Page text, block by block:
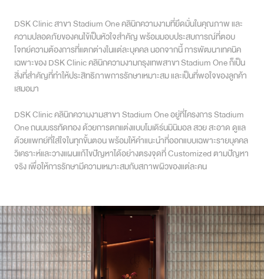
รายชื่อสาขา
สาขา Siam Paragon
สาขา Asoke
สาขา MRT สุทธิสาร
สาขา บางนา
สาขา CDC
สาขา นครปฐม
DSK Clinic สาขา Stadium One คลินิกความงามที่ยึดมั่นในคุณภาพ และ
ความปลอดภัยของคนไข้เป็นหัวใจสำคัญ พร้อมมอบประสบการณ์ที่ตอบ
โจทย์ความต้องการที่แตกต่างในแต่ละบุคคล นอกจากนี้ การพัฒนาเทคนิค
เฉพาะของ DSK Clinic คลินิกความงามกรุงเทพสาขา Stadium One ก็เป็น
สิ่งที่สำคัญที่ทำให้ประสิทธิภาพการรักษาเหมาะสม และเป็นที่พอใจของลูกค้า
เสมอมา
DSK Clinic คลินิกความงามสาขา Stadium One อยู่ที่โครงการ Stadium
One ถนนบรรทัดทอง ด้วยการตกแต่งแบบโมเดิร์นมินิมอล สวย สะอาด ดูแล
ด้วยแพทย์ที่ใส่ใจในทุกขั้นตอน พร้อมให้คำแนะนำที่ออกแบบเฉพาะรายบุคคล
วิเคราะห์และวางแผนแก้ไขปัญหาได้อย่างตรงจุดที่ Customized ตามปัญหา
จริง เพื่อให้การรักษามีความเหมาะสมกับสภาพผิวของแต่ละคน